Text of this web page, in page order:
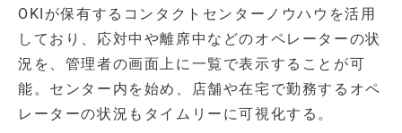
OKIが保有するコンタクトセンターノウハウを活用
しており、応対中や離席中などのオペレーターの状
況を、管理者の画面上に一覧で表示することが可
能。センター内を始め、店舗や在宅で勤務するオペ
レーターの状況もタイムリーに可視化する。